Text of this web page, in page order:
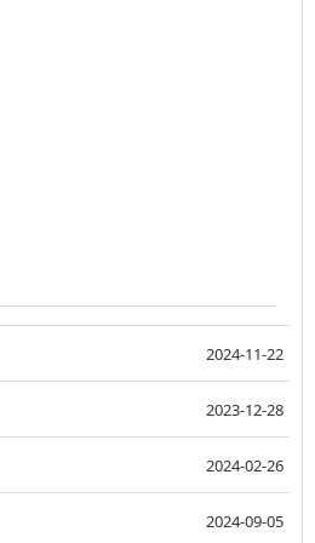
2024-11-22
2023-12-28
2024-02-26
2024-09-05